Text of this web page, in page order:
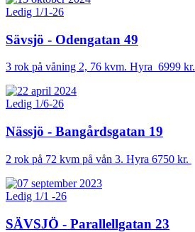
Ledig 1/1-26
Sävsjö - Odengatan 49
3 rok på våning 2, 76 kvm. Hyra 6999 kr.
Ledig 1/6-26
Nässjö - Bangårdsgatan 19
2 rok på 72 kvm på vån 3. Hyra 6750 kr.
Ledig 1/1 -26
SÄVSJÖ - Parallellgatan 23